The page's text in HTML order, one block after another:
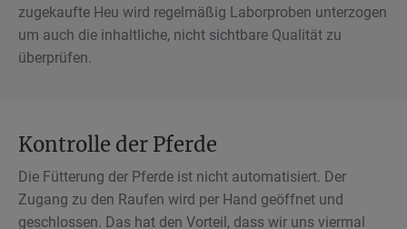
zugekaufte Heu wird regelmäßig Laborproben unterzogen
um auch die inhaltliche, nicht sichtbare Qualität zu
überprüfen.
Kontrolle der Pferde
Die Fütterung der Pferde ist nicht automatisiert. Der
Zugang zu den Raufen wird per Hand geöffnet und
geschlossen. Das hat den Vorteil, dass wir uns viermal